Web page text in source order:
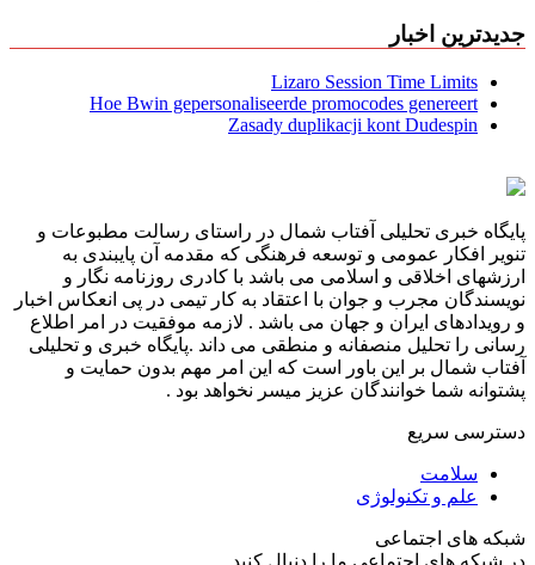
جدیدترین اخبار
Lizaro Session Time Limits
Hoe Bwin gepersonaliseerde promocodes genereert
Zasady duplikacji kont Dudespin
پایگاه خبری تحلیلی آفتاب شمال در راستای رسالت مطبوعات و
تنویر افکار عمومی و توسعه فرهنگی که مقدمه آن پایبندی به
ارزشهای اخلاقی و اسلامی می باشد با کادری روزنامه نگار و
نویسندگان مجرب و جوان با اعتقاد به کار تیمی در پی انعکاس اخبار
و رویدادهای ایران و جهان می باشد . لازمه موفقیت در امر اطلاع
رسانی را تحلیل منصفانه و منطقی می داند .پایگاه خبری و تحلیلی
آفتاب شمال بر این باور است که این امر مهم بدون حمایت و
پشتوانه شما خوانندگان عزیز میسر نخواهد بود .
دسترسی سریع
سلامت
علم و تکنولوژی
شبکه های اجتماعی
در شبکه های اجتماعی ما را دنبال کنید...